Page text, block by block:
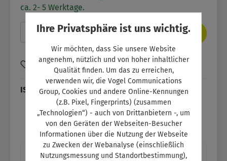
ca. 2- 5 Werktage.
Produkt Anzahl: Gib den gewünschten
In den Warenkorb
Zum Merkzettel hinzufügen
ISBN: SW11153
Beschreibung
Ihre Privatsphäre ist uns wichtig.
Wir möchten, dass Sie unsere Website
angenehm, nützlich und von hoher inhaltlicher
Qualität finden. Um das zu erreichen,
verwenden wir, die Vogel Communications
Group, Cookies und andere Online-Kennungen
(z.B. Pixel, Fingerprints) (zusammen
„Technologien“) - auch von Drittanbietern -, um
von den Geräten der Webseiten-Besucher
Informationen über die Nutzung der Webseite
zu Zwecken der Webanalyse (einschließlich
Nutzungsmessung und Standortbestimmung),